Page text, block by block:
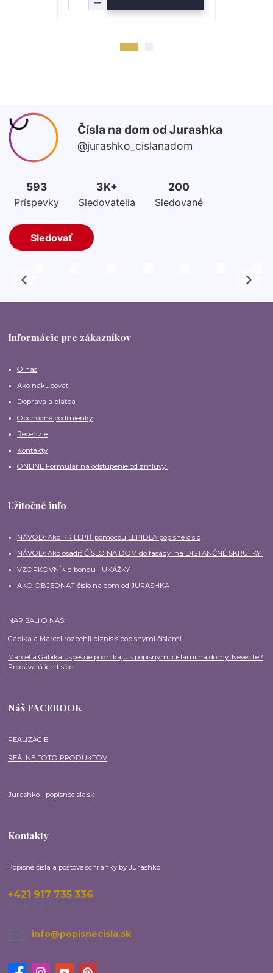
Informácie pre zákazníkov
O nás
Ako nakupovať
Doprava a platba
Obchodné podmienky
Recenzie
Kontakty
ONLINE Formulár na odstúpenie od zmluvy
Užitočné info
NÁVOD: Ako PRILEPIŤ pomocou LEPIDLA popisné číslo
NÁVOD: Ako osadiť ČÍSLO NA DOM do fasády na DISTANČNÉ SKRUTKY
VZORKOVNÍK dibondu - UKÁŽKY
AKO OBJEDNAŤ číslo na dom od JURASHKA
NAPÍSALI O NÁS:
Gabika a Marcel rozbehli biznis s popisnými číslami
Marcel a Gabika úspešne podnikajú s popisnými číslami na domy. Neveríte?
Predávajú ich tisíce
Náš FACEBOOK
REALIZÁCIE
REÁLNE FOTO PRODUKTOV
Jurashko - popisnecisla.sk
Kontakty
Popisné čísla a poštové schránky by Jurashko
+421 917 735 336
info@popisnecisla.sk